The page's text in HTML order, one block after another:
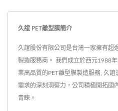
久誼 PET離型膜簡介
久誼股份有限公司是台灣一家擁有超
製造服務商。 我們成立於西元1988
業高品質的PET離型膜製造服務, 久
需求的深刻洞察力，公司積極開拓國
青睞。